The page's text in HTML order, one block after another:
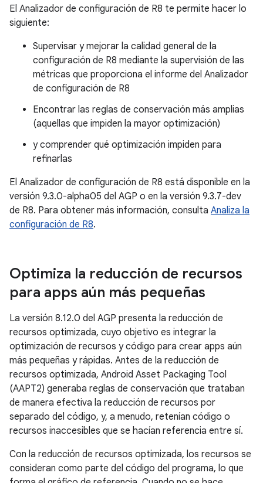
El Analizador de configuración de R8 te permite hacer lo
siguiente:
Supervisar y mejorar la calidad general de la
configuración de R8 mediante la supervisión de las
métricas que proporciona el informe del Analizador
de configuración de R8
Encontrar las reglas de conservación más amplias
(aquellas que impiden la mayor optimización)
y comprender qué optimización impiden para
refinarlas
El Analizador de configuración de R8 está disponible en la
versión 9.3.0-alpha05 del AGP o en la versión 9.3.7-dev
de R8. Para obtener más información, consulta Analiza la
configuración de R8.
Optimiza la reducción de recursos
para apps aún más pequeñas
La versión 8.12.0 del AGP presenta la reducción de
recursos optimizada, cuyo objetivo es integrar la
optimización de recursos y código para crear apps aún
más pequeñas y rápidas. Antes de la reducción de
recursos optimizada, Android Asset Packaging Tool
(AAPT2) generaba reglas de conservación que trataban
de manera efectiva la reducción de recursos por
separado del código, y, a menudo, retenían código o
recursos inaccesibles que se hacían referencia entre sí.
Con la reducción de recursos optimizada, los recursos se
consideran como parte del código del programa, lo que